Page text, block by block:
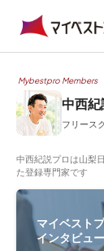
Mybestpro Members
中西紀
フリース
中西紀説プロは山梨
た登録専門家です
マイベスト
インタビュー